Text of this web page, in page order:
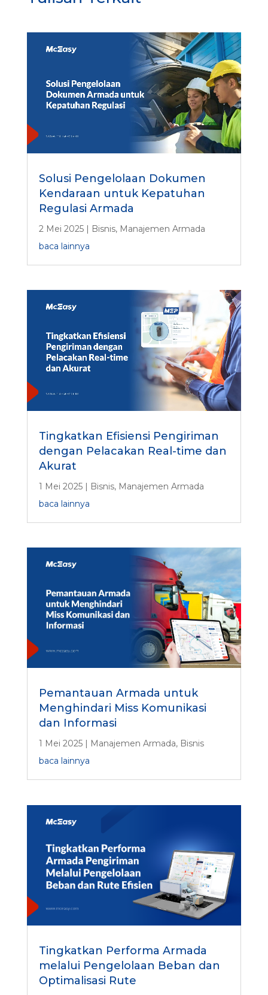
Solusi Pengelolaan Dokumen
Kendaraan untuk Kepatuhan
Regulasi Armada
2 Mei 2025| Bisnis, Manajemen Armada
baca lainnya
Tingkatkan Efisiensi Pengiriman
dengan Pelacakan Real-time dan
Akurat
1 Mei 2025| Bisnis, Manajemen Armada
baca lainnya
Pemantauan Armada untuk
Menghindari Miss Komunikasi
dan Informasi
1 Mei 2025| Manajemen Armada, Bisnis
baca lainnya
Tingkatkan Performa Armada
melalui Pengelolaan Beban dan
Optimalisasi Rute